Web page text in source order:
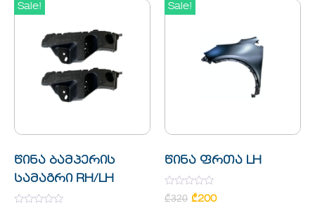
Sale!
წინა ბამპერის
სამაგრი RH/LH
Sale!
წინა ფრთა LH
Rated
0
₾320 ₾200